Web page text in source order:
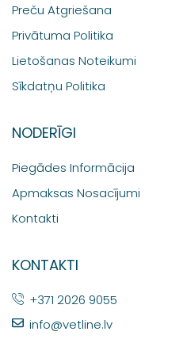
Preču Atgriešana
Privātuma Politika
Lietošanas Noteikumi
Sīkdatņu Politika
NODERĪGI
Piegādes Informācija
Apmaksas Nosacījumi
Kontakti
KONTAKTI
+371 2026 9055
info@vetline.lv